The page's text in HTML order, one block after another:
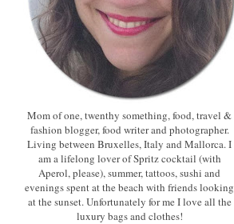
Mom of one, twenthy something, food, travel &
fashion blogger, food writer and photographer.
Living between Bruxelles, Italy and Mallorca. I
am a lifelong lover of Spritz cocktail (with
Aperol, please), summer, tattoos, sushi and
evenings spent at the beach with friends looking
at the sunset. Unfortunately for me I love all the
luxury bags and clothes!